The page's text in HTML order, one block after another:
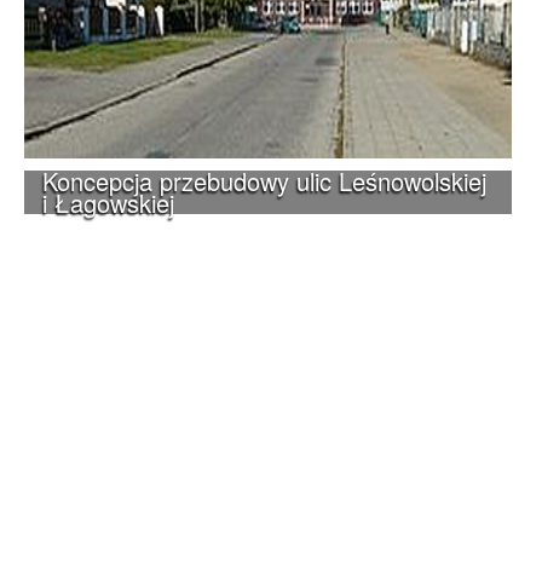
Koncepcja przebudowy ulic Leśnowolskiej
i Łagowskiej